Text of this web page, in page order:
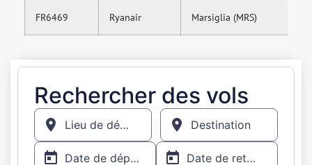
FR6469 Ryanair Marsiglia (MRS)